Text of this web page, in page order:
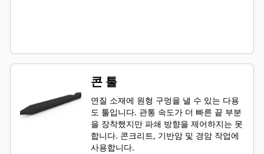
콘 툴
연질 소재에 원형 구멍을 낼 수 있는 다용
도 툴입니다. 관통 속도가 더 빠른 끝 부분
을 장착했지만 파쇄 방향을 제어하지는 못
합니다. 콘크리트, 기반암 및 경암 작업에
사용합니다.